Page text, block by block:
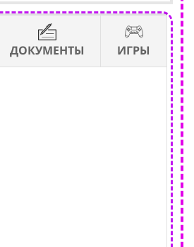
ДОКУМЕНТЫ ИГРЫ
-
-
-
-
-
-
-
-